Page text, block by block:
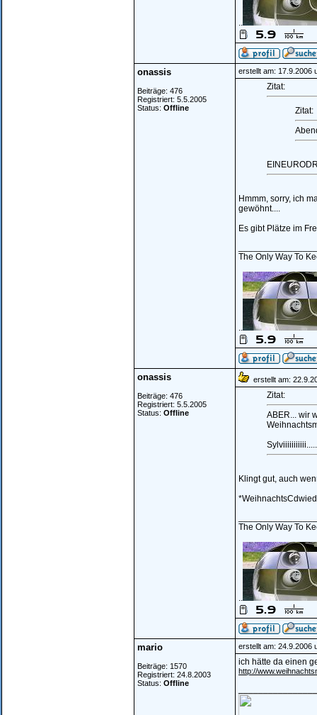
..
onassis
Beiträge: 476
Registriert: 5.5.2005
Status: Offline
erstellt am: 17.9.2006
Zitat:
Zitat:
Hmmm, sorry, ich
gewöhnt....
Es gibt Plätze im
The Only Way To
..
onassis
Beiträge: 476
Registriert: 5.5.2005
Status: Offline
erstellt am:
Zitat:
ABER... wir
Klingt gut, auch
The Only Way To
..
mario
Beiträge: 1570
Registriert: 24.8.2003
Status: Offline
erstellt am: 24.9.2006
ich hätte da einen
http://